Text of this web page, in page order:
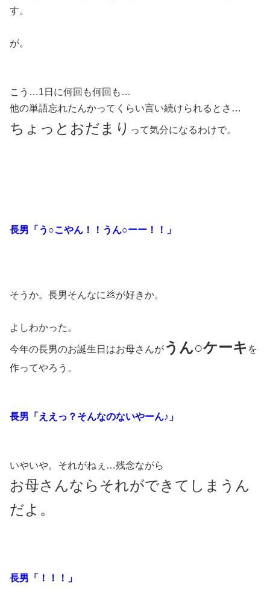
す。
が。
こう…1日に何回も何回も…
他の単語忘れたんかってくらい言い続けられるとさ…
ちょっとおだまり って気分になるわけで。
長男「う○こやん！！うん○ーー！！ 」
そうか。長男そんなに💩が好きか。
よしわかった。
今年の長男のお誕生日はお母さんが うん○ケーキ を
作ってやろう。
長男「ええっ？そんなのないやーん♪」
いやいや。それがねぇ…残念ながら
お母さんならそれができてしまうん
だよ。
長男「！！！」